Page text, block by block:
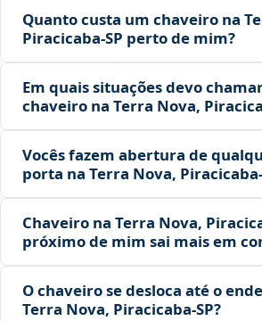
Quanto custa um chaveiro na
Piracicaba‑SP perto de mim?
Em quais situações devo
chaveiro na Terra Nova,
Vocês fazem abertura de
porta na Terra Nova,
Chaveiro na Terra Nova,
próximo de mim sai mais em
O chaveiro se desloca até o
Terra Nova, Piracicaba‑SP?